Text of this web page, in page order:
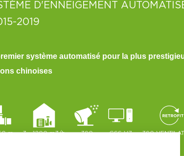
D'ENNEIGEMENT
2019
système automatisé pour la plus
chinoises
m 3 - 1200 m3/h 390 GSS V7 390